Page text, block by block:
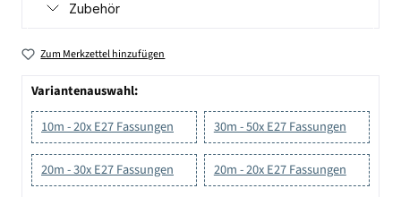
Zubehör
Zum Merkzettel hinzufügen
Variantenauswahl:
10m - 20x E27 Fassungen
30m - 50x E27 Fassungen
20m - 30x E27 Fassungen 20m - 20x E27 Fassungen